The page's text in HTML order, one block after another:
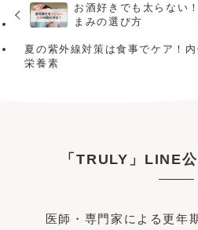
お酒好きでも太らない
まみの選び方
夏の紫外線対策は食事でケア！
栄養素
「TRULY」LINE
医師・専門家による更年